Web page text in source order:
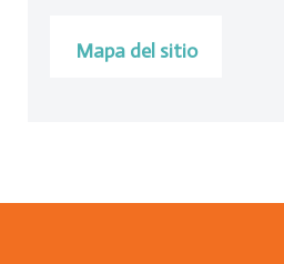
Mapa del sitio